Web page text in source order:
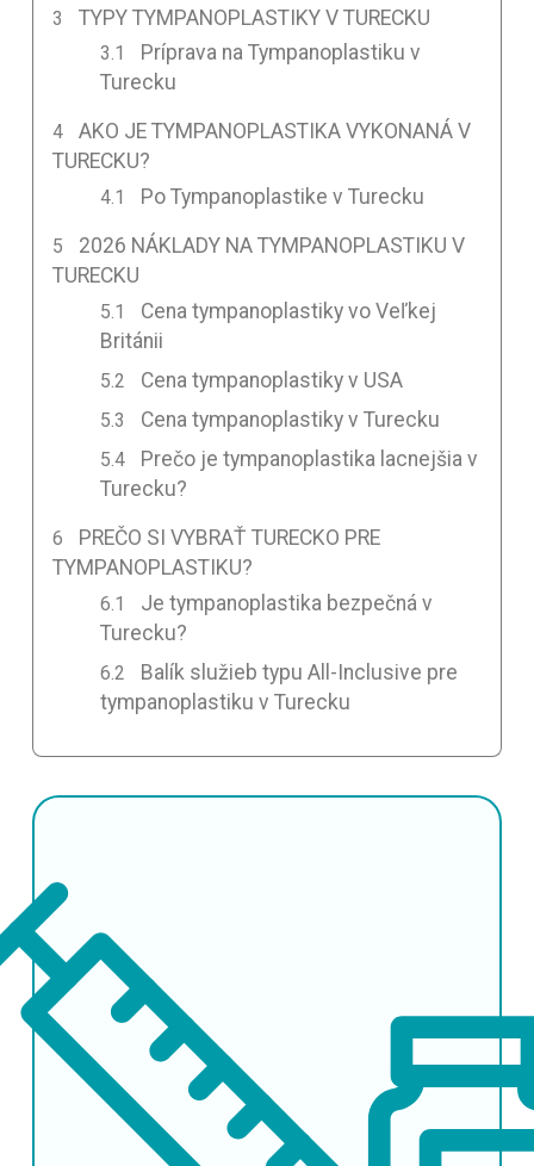
TYPY TYMPANOPLASTIKY V TURECKU
Príprava na Tympanoplastiku v
Turecku
AKO JE TYMPANOPLASTIKA VYKONANÁ V
TURECKU?
Po Tympanoplastike v Turecku
2026 NÁKLADY NA TYMPANOPLASTIKU V
TURECKU
Cena tympanoplastiky vo Veľkej
Británii
Cena tympanoplastiky v USA
Cena tympanoplastiky v Turecku
Prečo je tympanoplastika lacnejšia v
Turecku?
PREČO SI VYBRAŤ TURECKO PRE
TYMPANOPLASTIKU?
Je tympanoplastika bezpečná v
Turecku?
Balík služieb typu All-Inclusive pre
tympanoplastiku v Turecku